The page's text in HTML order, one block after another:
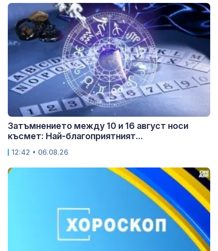
Затъмнението между 10 и 16 август носи
късмет: Най-благоприятният...
12:42 • 06.08.26